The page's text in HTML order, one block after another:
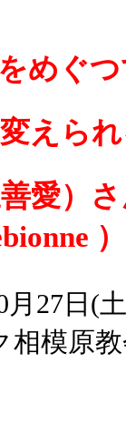
めぐ
えら
愛）
月27日
模原